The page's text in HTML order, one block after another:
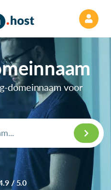
domeinnaam voor
/ 5.0